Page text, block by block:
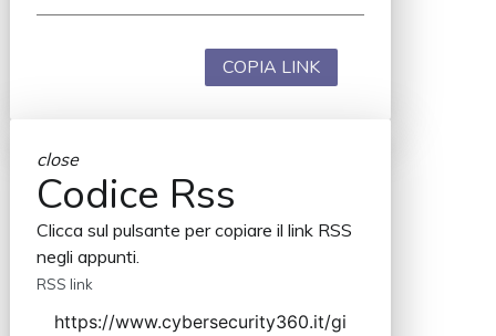
COPIA LINK
close
Codice Rss
Clicca sul pulsante per copiare il link RSS
negli appunti.
RSS link